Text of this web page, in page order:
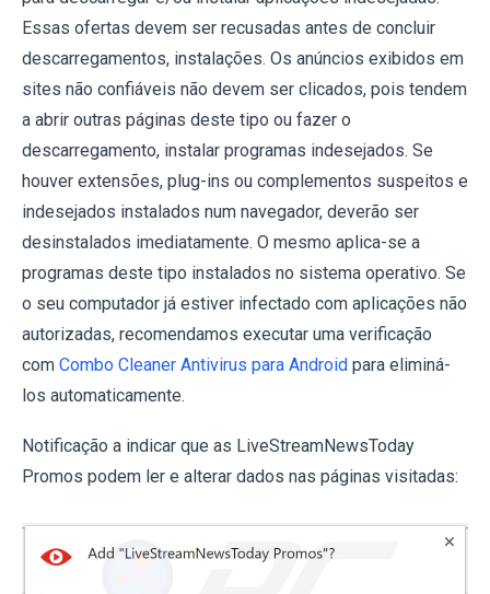
Essas ofertas devem ser recusadas antes de concluir
descarregamentos, instalações. Os anúncios exibidos em
sites não confiáveis não devem ser clicados, pois tendem
a abrir outras páginas deste tipo ou fazer o
descarregamento, instalar programas indesejados. Se
houver extensões, plug-ins ou complementos suspeitos e
indesejados instalados num navegador, deverão ser
desinstalados imediatamente. O mesmo aplica-se a
programas deste tipo instalados no sistema operativo. Se
o seu computador já estiver infectado com aplicações não
autorizadas, recomendamos executar uma verificação
com Combo Cleaner Antivirus para Android para eliminá-
los automaticamente.
Notificação a indicar que as LiveStreamNewsToday
Promos podem ler e alterar dados nas páginas visitadas: